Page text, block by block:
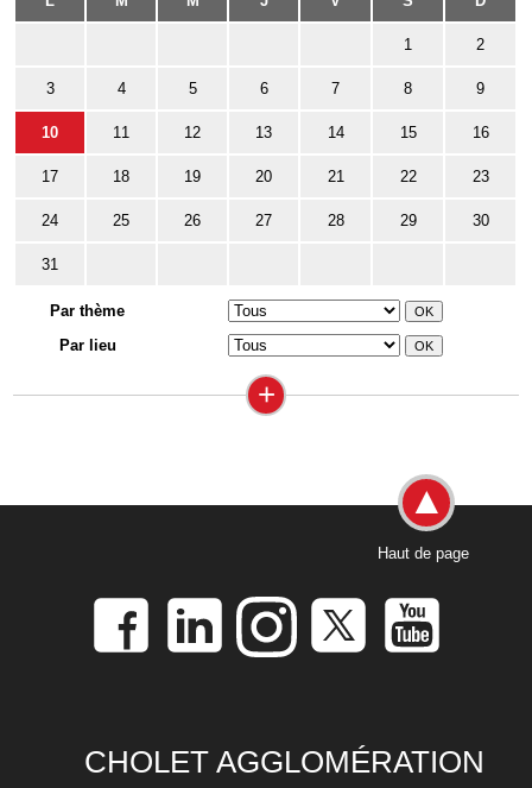
1 2
3 4 5 6 7 8 9
10 11 12 13 14 15 16
17 18 19 20 21 22 23
24 25 26 27 28 29 30
31
Par thème
Par lieu
+
Haut de page
CHOLET AGGLOMÉRATION